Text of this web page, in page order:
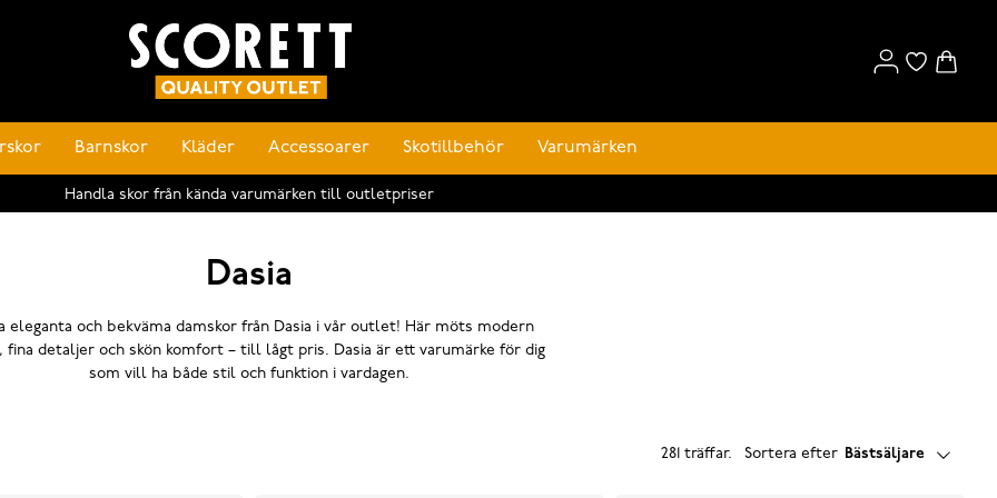
Barnskor Kläder Accessoarer Skotillbehör Varumärken
Handla skor från kända varumärken till outletpriser
Dasia
eleganta och bekväma damskor från Dasia i vår outlet! Här möts modern
fina detaljer och skön komfort – till lågt pris. Dasia är ett varumärke för dig
som vill ha både stil och funktion i vardagen.
281 träffar. Sortera efter Bästsäljare